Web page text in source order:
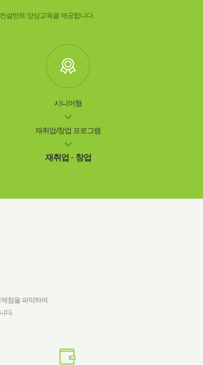
설턴트 양성교육을 제공합니다.
시니어형
재취업/창업 프로그램
재취업 · 창업
점을 파악하여
다.